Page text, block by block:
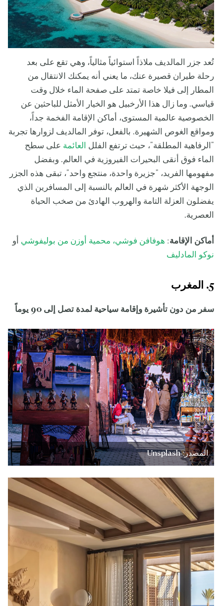
تُعد جزر المالديف ملاذاً استوائياً مثالياً، وهي تقع على بعد
رحلة طيران قصيرة عنك، ما يعني أنه يمكنك الانتقال من
المطار إلى فيلا خاصة تمتد على صفحة الماء خلال وقت
قياسي. وما زال هذا الأرخبيل هو الخيار الأمثل للباحثين عن
الخصوصية عالمية المستوى، أماكن الإقامة الفخمة جداً،
ومواقع الغوص الشهيرة. بالفعل، توفر المالديف لزوارها تجربة
"الرفاهية المطلقة"، حيث ترتفع الفلل العائمة على سطح
الماء فوق أنقى البحيرات الفيروزية في العالم. وبفضل
مفهومها الفريد، "جزيرة واحدة، منتجع واحد"، تبقى هذه الجزر
الوجهة الأكثر شهرة في العالم بالنسبة إلى المسافرين الذي
يفضلون العزلة التامة والهروب الهادئ من صخب الحياة
العصرية.
أماكن الإقامة: هوفافن فوشي، محمية أوزن من بوليفوشي أو
نوكو المادليف
5. المغرب
سفر من دون تأشيرة وإقامة سياحية لمدة تصل إلى 90 يوماً
المصدر: Unsplash